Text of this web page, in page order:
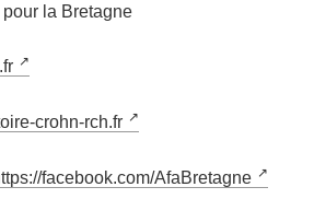
la Bretagne
crohn-rch.fr
facebook.com/AfaBretagne